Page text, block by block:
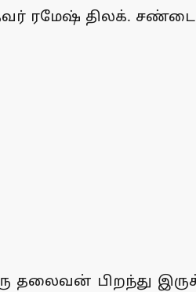
ரமேஷ் திலக்.
தலைவன் பிறந்து